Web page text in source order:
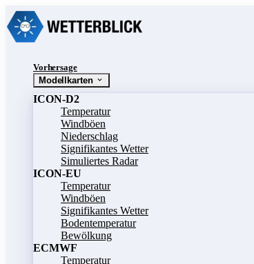
Vorhersage
Modellkarten
ICON-D2
Temperatur
Windböen
Niederschlag
Signifikantes Wetter
Simuliertes Radar
ICON-EU
Temperatur
Windböen
Signifikantes Wetter
Bodentemperatur
Bewölkung
ECMWF
Temperatur